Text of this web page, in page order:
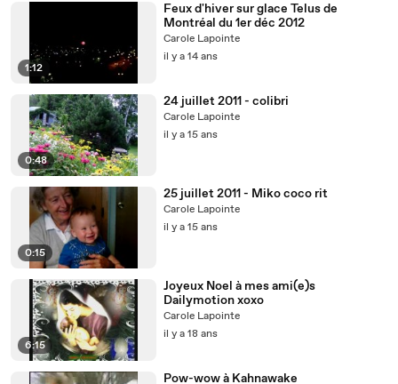
1:12
Feux d'hiver sur glace Telus de
Montréal du 1er déc 2012
Carole Lapointe
il y a 14 ans
0:48
24 juillet 2011 - colibri
Carole Lapointe
il y a 15 ans
0:15
25 juillet 2011 - Miko coco rit
Carole Lapointe
il y a 15 ans
6:15
Joyeux Noel à mes ami(e)s
Dailymotion xoxo
Carole Lapointe
il y a 18 ans
Pow-wow à Kahnawake